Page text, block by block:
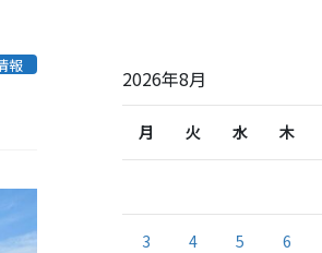
報
2026年8月
月 火 水 木
3 4 5 6